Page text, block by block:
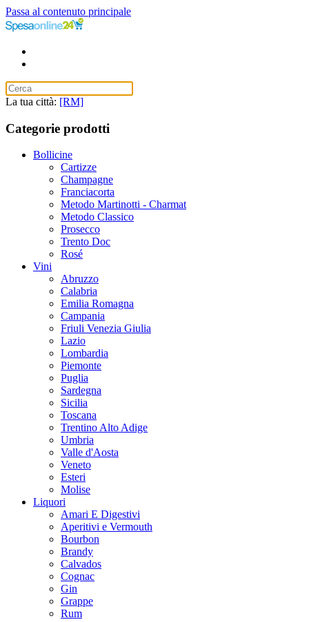
Passa al contenuto principale
La tua città: [RM]
Categorie prodotti
Bollicine
Cartizze
Champagne
Franciacorta
Metodo Martinotti - Charmat
Metodo Classico
Prosecco
Trento Doc
Rosé
Vini
Abruzzo
Calabria
Emilia Romagna
Campania
Friuli Venezia Giulia
Lazio
Lombardia
Piemonte
Puglia
Sardegna
Sicilia
Toscana
Trentino Alto Adige
Umbria
Valle d'Aosta
Veneto
Esteri
Molise
Liquori
Amari E Digestivi
Aperitivi e Vermouth
Bourbon
Brandy
Calvados
Cognac
Gin
Grappe
Rum